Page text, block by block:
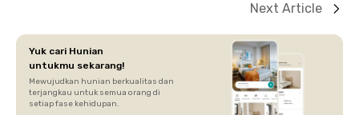
Next Article
Yuk cari Hunian
untukmu sekarang!
Mewujudkan hunian berkualitas dan
terjangkau untuk semua orang di
setiap fase kehidupan.